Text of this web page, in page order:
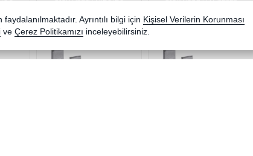
Ayrıntılı bilgi için Kişisel Verilerin Korunması
ve Çerez Politikamızı inceleyebilirsiniz.